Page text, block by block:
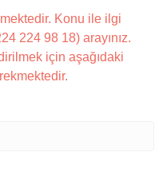
Konu ile ilgi
224 98 18) arayınız.
için aşağıdaki